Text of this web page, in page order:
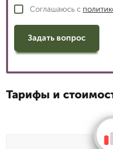
Соглашаюсь с
Задать вопрос
Тарифы и